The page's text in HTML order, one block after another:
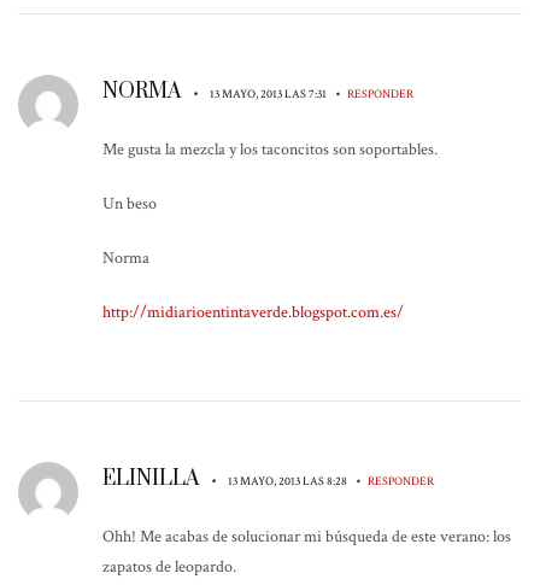
NORMA • 13 MAYO, 2013 LAS 7:31 • RESPONDER
Me gusta la mezcla y los taconcitos son soportables.
Un beso
Norma
http://midiarioentintaverde.blogspot.com.es/
ELINILLA • 13 MAYO, 2013 LAS 8:28 • RESPONDER
Ohh! Me acabas de solucionar mi búsqueda de este verano: los
zapatos de leopardo.